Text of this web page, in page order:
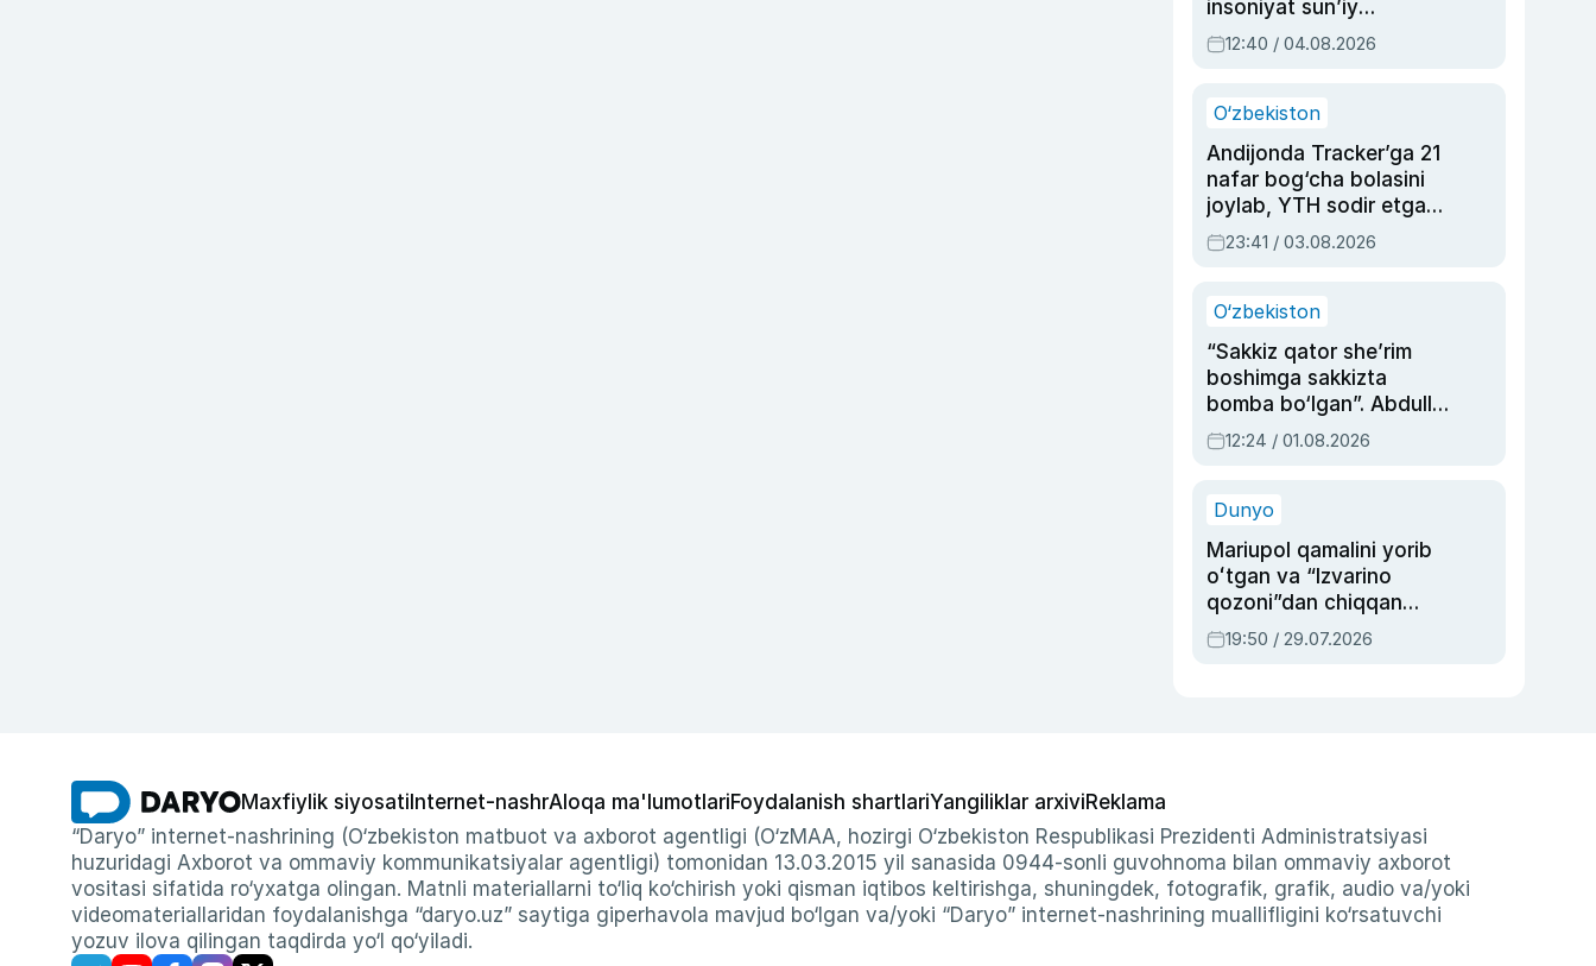
insoniyat sun’iy
intellektni boshqara
olmay qolishidan xavotir
12:40 / 04.08.2026
O‘zbekiston
Andijonda Tracker’ga 21
nafar bog‘cha bolasini
joylab, YTH sodir etgan
ayolga sud hukmi o‘qildi
23:41 / 03.08.2026
O‘zbekiston
“Sakkiz qator she’rim
boshimga sakkizta
bomba bo‘lgan”. Abdulla
Oripovni siyosiy
ayblovlardan asrab
12:24 / 01.08.2026
Dunyo
Mariupol qamalini yorib
oʻtgan va “Izvarino
qozoni”dan chiqqan
qahramon — Ukraina
armiyasi bosh
19:50 / 29.07.2026
Maxfiylik siyosati Internet-nashrAloqa ma'lumotlariFoydalanish shartlariYangiliklar arxiviReklama
“Daryo” internet-nashrining (O‘zbekiston matbuot va axborot agentligi (O‘zMAA, hozirgi O‘zbekiston Respublikasi Prezidenti Administratsiyasi
huzuridagi Axborot va ommaviy kommunikatsiyalar agentligi) tomonidan 13.03.2015 yil sanasida 0944-sonli guvohnoma bilan ommaviy axborot
vositasi sifatida ro‘yxatga olingan. Matnli materiallarni to‘liq ko‘chirish yoki qisman iqtibos keltirishga, shuningdek, fotografik, grafik, audio va/yoki
videomateriallaridan foydalanishga “daryo.uz” saytiga giperhavola mavjud bo‘lgan va/yoki “Daryo” internet-nashrining muallifligini ko‘rsatuvchi
yozuv ilova qilingan taqdirda yo‘l qo‘yiladi.